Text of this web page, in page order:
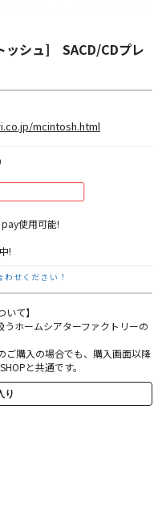
シュ] SACD/CDプレ
mcintosh.html
使用可能!
!
せください！
て】
ホームシアターファクトリーの
ご購入の場合でも、購入画面以降
と共通です。
り